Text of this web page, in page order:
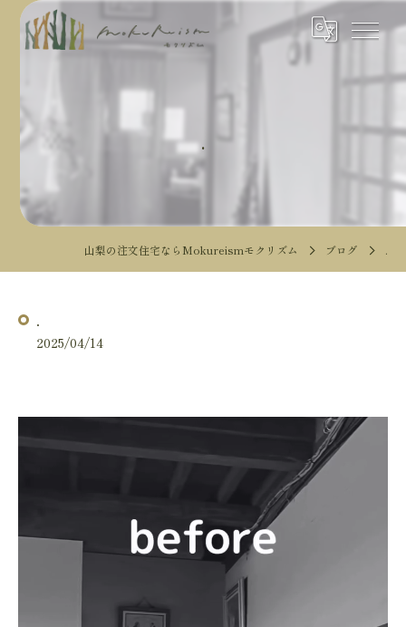
.
山梨の注文住宅ならMokureismモクリズム ブログ .
.
2025/04/14